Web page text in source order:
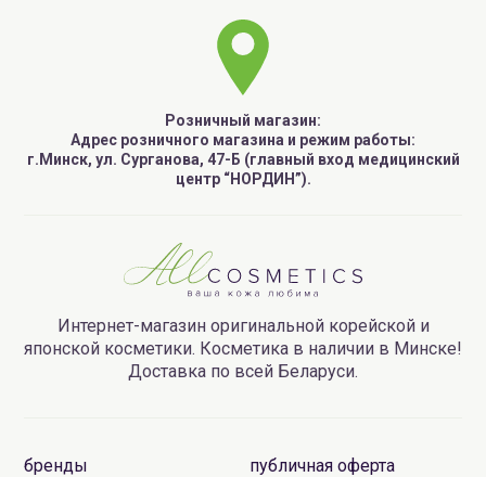
Розничный магазин:
Адрес розничного магазина и режим работы:
г.Минск, ул. Сурганова, 47-Б (главный вход медицинский
центр “НОРДИН”).
Интернет-магазин оригинальной корейской и
японской косметики. Косметика в наличии в Минске!
Доставка по всей Беларуси.
бренды
публичная оферта